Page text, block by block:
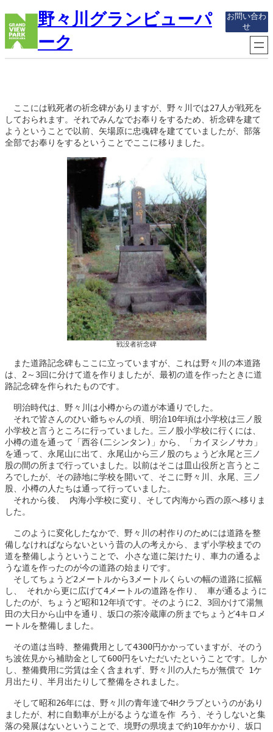
容
を
ス
キ
野々川グランビューパ
ーク
お問い合わ
せ
ここには戦死者の祈念碑がありますが、野々川では27人が戦死を
しておられます。それでみんなでお奉りをするため、祈念碑を建て
ようということで以前、矢場原に忠魂碑を建てていましたが、部落
全部でお奉りをするということでここに移りました。
戦没者祈念碑
また道路記念碑もここに立っていますが、これは野々川の本道路
は、2～3回に分けて道を作りましたが、最初の道を作ったときに道
路記念碑を作られたものです。
明治時代は、野々川は小樽からの道が本通りでした。
それで皆さんのひい爺ちゃんの頃、明治10年頃は小学校は三ノ股
小学校と言うところに行っていました。三ノ股小学校に行くには、
小樽の道を通って「西谷(二シンタン)」から、「カイヌシノサカ」
を通って、永尾山に出て、永尾山から三ノ股のちょうど永尾と三ノ
股の間の所まで行っていました。以前はそこは皿山役所と言うとこ
ろでしたが、その跡地に学校を開いて、そこに野々川、永尾、三ノ
股、小樽の人たちは通って行っていました。
それから後、 内海小学校に変り、そして内海から西の原へ移りま
した。
このように変化したなかで、野々川の村作りのためには道路を整
備しなければならないという昔の人の考えから、まず小学校までの
道を整備しようということで､ 小さな道に架けたり、車力の通るよ
うな道を作ったのが今の道路の始まりです。
そしてちょうど2メートルから3メートルくらいの幅の道路に拡幅
し、 それから更に広げて4メートルの道路を作り、 車が通るように
したのが、ちょうど昭和12年頃です。そのように2、3回かけて湯無
田の大日から山中を通り、坂口の茶冷蔵庫の所までちょうど4キロメ
ートルを整備しました。
その道は当時、整備費用として4300円かかっていますが、そのう
ち波佐見から補助金として600円をいただいたということです。しか
し、整備費用に労賃は全く含まれず、野々川の人たちが無償で 1ケ
月出たり、半月出たりして整備をされました。
そして昭和26年には、野々川の青年達で4Hクラブというのがあり
ましたが、村に自動車が上がるような道を作 ろう、そうしないと集
落の発展はないということで、境野の県境まで約10年かかり、坂口